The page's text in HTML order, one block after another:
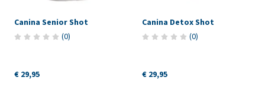
Canina Senior Shot
(0)
€ 29,95
Canina Detox Shot
(0)
€ 29,95